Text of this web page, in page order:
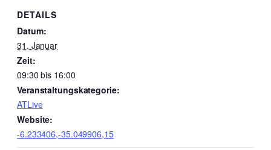
DETAILS
Datum:
31. Januar
Zeit:
09:30 bis 16:00
Veranstaltungskategorie:
ATLive
Website:
-6.233406,-35.049906,15